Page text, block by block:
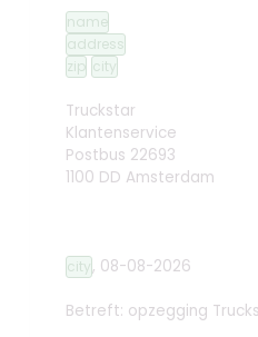
name
address
zip city
Truckstar
Klantenservice
Postbus 22693
1100 DD Amsterdam
city, 08-08-2026
Betreft: opzegging